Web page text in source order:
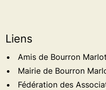
Liens
Amis de Bourron
Mairie de Bourron
Fédération des